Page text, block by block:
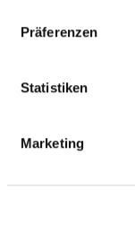
Präferenzen
Statistiken
Marketing
KLINIK
Radiotherapy
Tumortherapie